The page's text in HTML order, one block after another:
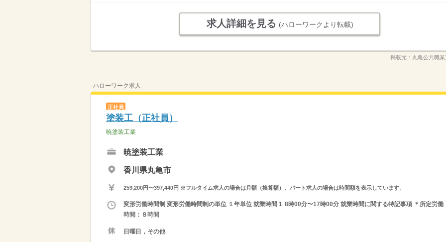
求人詳細を見る (ハローワークより転載)
掲載元： 丸亀公共職
ハローワーク求人
正社員
塗装工（正社員）
暁塗装工業
暁塗装工業
香川県丸亀市
259,200円〜397,440円 ※フルタイム求人の場合は月額（換算額）、パート求人の場合は時間額を表示しています。
変形労働時間制 変形労働時間制の単位 １年単位 就業時間１ 8時00分〜17時00分 就業時間に関する特記事項 ＊所定労働
時間：８時間
日曜日，その他